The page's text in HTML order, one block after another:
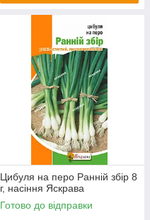
Цибуля на перо Ранній збір 8
г, насіння Яскрава
Готово до відправки